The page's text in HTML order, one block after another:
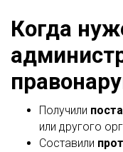
Когда
Получили
или другого
Составили